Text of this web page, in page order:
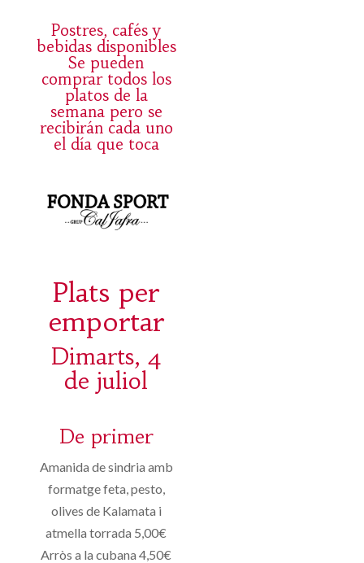
Postres, cafés y
bebidas disponibles
Se pueden
comprar todos los
platos de la
semana pero se
recibirán cada uno
el día que toca
Plats per
emportar
Dimarts, 4
de juliol
De primer
Amanida de sindria amb
formatge feta, pesto,
olives de Kalamata i
atmella torrada 5,00€
Arròs a la cubana 4,50€